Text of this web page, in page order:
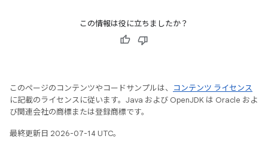
この情報は役に立ちましたか？
このページのコンテンツやコードサンプルは、
コンテンツ ライセンス
に記載のライセンスに従います。Java および OpenJDK は Oracle およ
び関連会社の商標または登録商標です。
最終更新日 2026-07-14 UTC。